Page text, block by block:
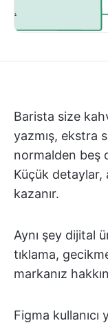
Barista size
yazmış, ekstra
normalden beş
Küçük
kazanır.
Aynı şey dijital
tıklama,
markanız
Figma